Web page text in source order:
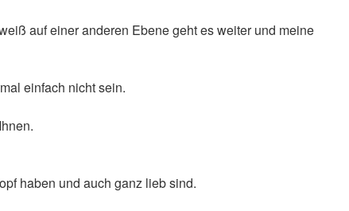
auf einer anderen Ebene geht es weiter und meine
einfach nicht sein.
haben und auch ganz lieb sind.